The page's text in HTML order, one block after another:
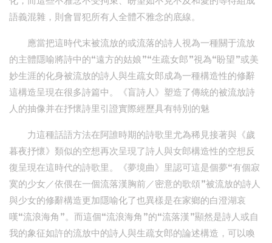
語義混雜，則會冒犯所有人全體不雅念的底線。
應當把這時代末被流放的或流落的詩人視為一種關于流放
的主體隱喻將詩中的“遠方的姑娘”“生疏女郎”視為“盼望”或美
妙生涯的化身被流放的詩人與生疏女郎成為一種構造性的修辭
這構造呈現在很多詩篇中。《盲詩人》塑造了傳統的被流放詩
人的抽像并在抒懷詩里引證實際經歷具有特別的魅
力這種話語方法在阿誰時期的詩歌里尤為稀見接著與《歲
暮夜抒懷》類似的空想再次呈現了詩人與女郎構造性的空想反
復呈現在這時代的詩歌里。《夢境曲》里認可這是個夢“有個寂
寞的少女／依偎在一個流落漢胸前／密意的歌頌”被流放的詩人
與少女的修辭構造更加隱喻化了也異樣是在家鄉的白澄湖哀
嘆“流浪海角”。而這個“流浪海角”的“流落漢”顯然是詩人或自
我的象征如許的流放中的詩人與生疏女郎的論述構造，可以喚